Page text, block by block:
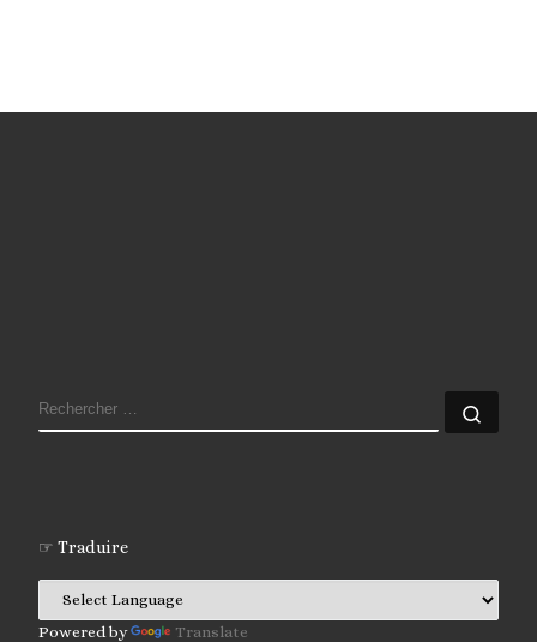
RECHERCHER
☞ Traduire
Powered by Translate